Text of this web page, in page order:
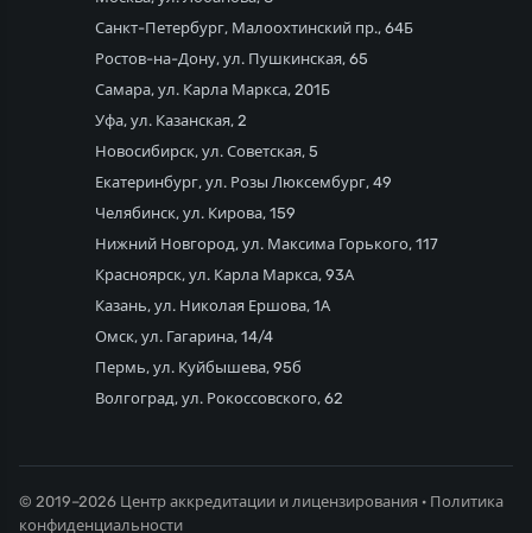
Санкт-Петербург, Малоохтинский пр., 64Б
Ростов-на-Дону, ул. Пушкинская, 65
Самара, ул. Карла Маркса, 201Б
Уфа, ул. Казанская, 2
Новосибирск, ул. Советская, 5
Екатеринбург, ул. Розы Люксембург, 49
Челябинск, ул. Кирова, 159
Нижний Новгород, ул. Максима Горького, 117
Красноярск, ул. Карла Маркса, 93А
Казань, ул. Николая Ершова, 1А
Омск, ул. Гагарина, 14/4
Пермь, ул. Куйбышева, 95б
Волгоград, ул. Рокоссовского, 62
© 2019–2026 Центр аккредитации и лицензирования · Политика
конфиденциальности